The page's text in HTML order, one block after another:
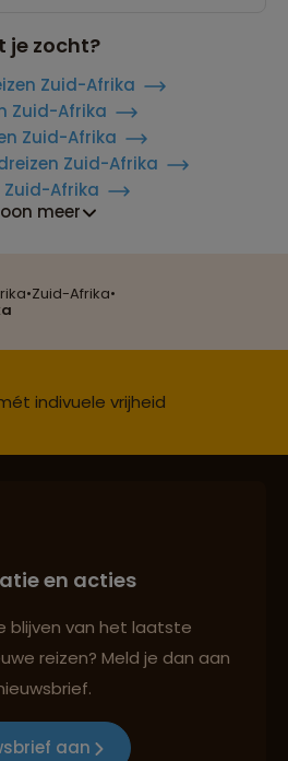
•Zuid-Afrika•
je zocht?
Zuid-Afrika
Zuid-Afrika
Zuid-Afrika
Zuid-Afrika
Zuid-Afrika
meer
voor mens, cultuur en milieu
indivuele vrijheid
Sawadee
voor mens, cultuur en milieu
en acties
blijven van het laatste
reizen? Meld je dan aan
aan